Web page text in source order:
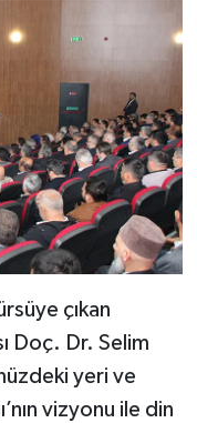
çıkan
Doç. Dr. Selim
yeri ve
vizyonu ile din